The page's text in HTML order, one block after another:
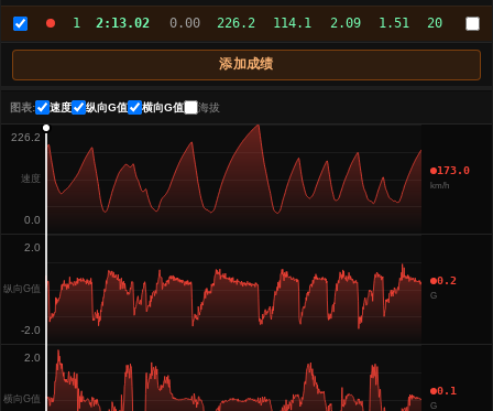
1 2:13.02 0.00 226.2 114.1 2.09 1.51 20
添加成绩
图表: 速度 纵向G值 横向G值 海拔
226.2
速度
0.0
173.0
km/h
2.0
纵向G值
-2.0
0.2
G
2.0
横向G值
0.1
G